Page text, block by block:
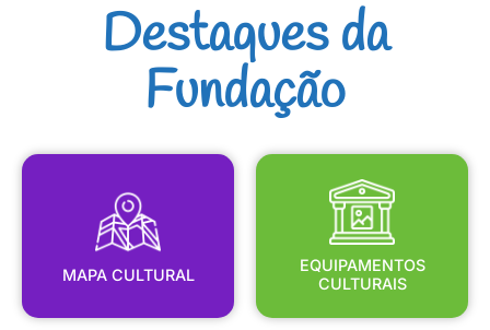
Destaques da
Fundação
MAPA CULTURAL
MAPA CULTURAL
EQUIPAMENTOS
CULTURAIS
EQUIPAMENTOS
CULTURAIS